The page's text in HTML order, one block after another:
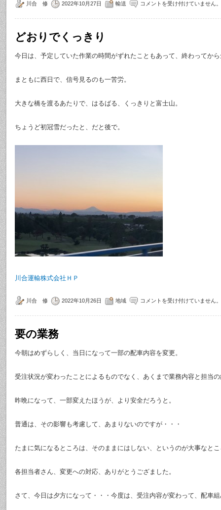
川合 修 2022年10月27日 輸送 コメントを受け付けていません。
どおりでくっきり
今日は、予定していた作業の時間がずれたこともあって、終わってか
まともに西日で、信号見るのも一苦労。
大きな橋を渡るあたりで、はるばる、くっきりと富士山。
ちょうど初冠雪だったと、だと後で。
川合運輸株式会社ＨＰ
川合 修 2022年10月26日 地域 コメントを受け付けていません。
要の業務
今朝はめずらしく、当日になって一部の配車内容を変更。
受注状況が変わったことによるものでなく、あくまで業務内容と担当
昨晩になって、一部変えたほうが、より安全だろうと。
普通は、その影響も考慮して、あまりないのですが・・・
たまに気になるところは、そのままにはしない、というのが大事なと
各担当者さん、変更への対応、ありがとうござました。
さて、今日は夕方になって・・・今度は、受注内容が変わって、配車